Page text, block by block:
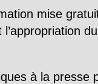
mise
à la presse